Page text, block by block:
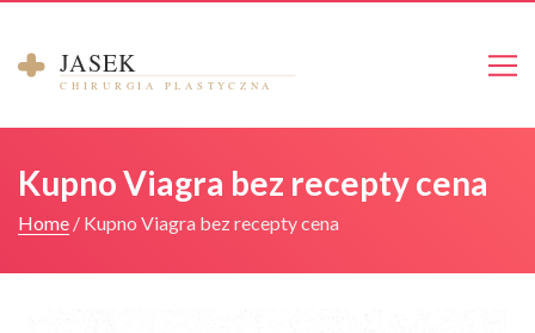
O mnie
Kupno Viagra bez recepty cena
Home / Kupno Viagra bez recepty cena